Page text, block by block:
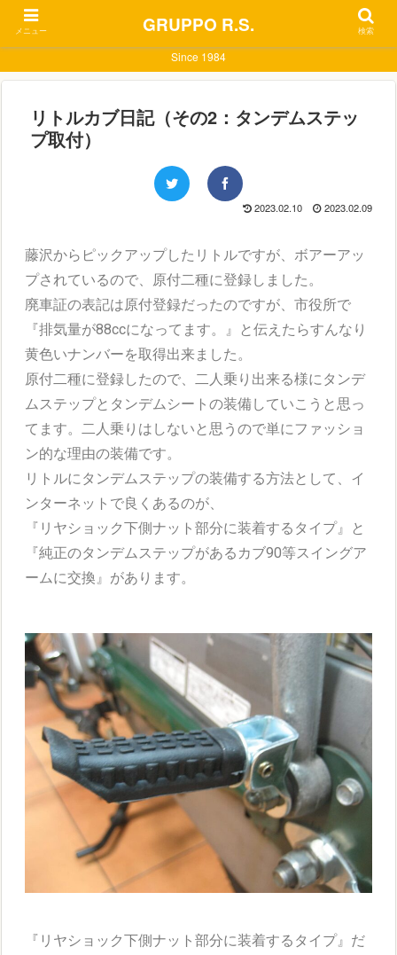
Since 1984
リトルカブ日記（その2：タンデムステッ
プ取付）
2023.02.10 2023.02.09
藤沢からピックアップしたリトルですが、ボアーアッ
プされているので、原付二種に登録しました。
廃車証の表記は原付登録だったのですが、市役所で
『排気量が88ccになってます。』と伝えたらすんなり
黄色いナンバーを取得出来ました。
原付二種に登録したので、二人乗り出来る様にタンデ
ムステップとタンデムシートの装備していこうと思っ
てます。二人乗りはしないと思うので単にファッショ
ン的な理由の装備です。
リトルにタンデムステップの装備する方法として、イ
ンターネットで良くあるのが、
『リヤショック下側ナット部分に装着するタイプ』と
『純正のタンデムステップがあるカブ90等スイングア
ームに交換』があります。
『リヤショック下側ナット部分に装着するタイプ』だ
メニュー GRUPPO R.S. 検索